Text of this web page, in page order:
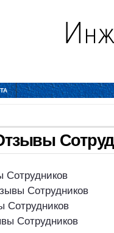
Сотрудников
Сотрудников
Сотрудников
Сотрудников